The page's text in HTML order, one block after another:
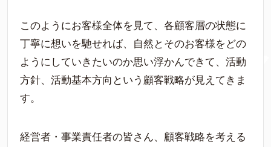
このようにお客様全体を見て、各顧客層の状態に
丁寧に想いを馳せれば、自然とそのお客様をどの
ようにしていきたいのか思い浮かんできて、活動
方針、活動基本方向という顧客戦略が見えてきま
す。
経営者・事業責任者の皆さん、顧客戦略を考える